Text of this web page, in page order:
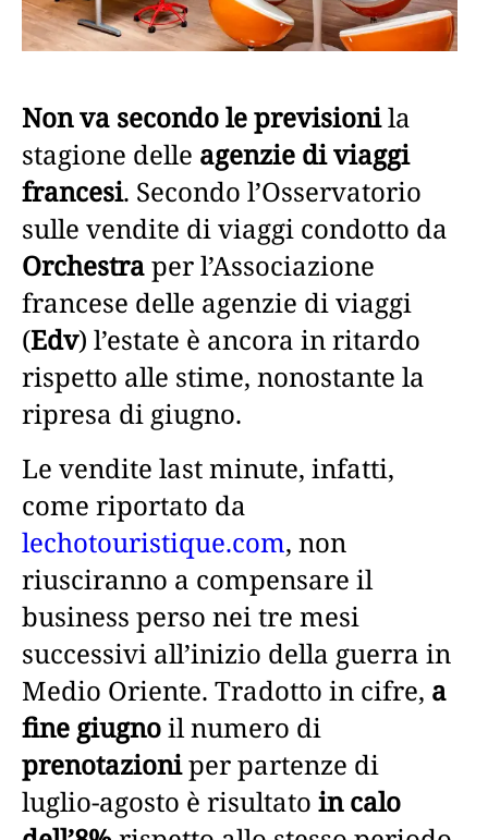
Non va secondo le previsionila
stagione delle agenzie di viaggi
francesi. Secondo l’Osservatorio
sulle vendite di viaggi condotto da
Orchestraper l’Associazione
francese delle agenzie di viaggi
(Edv) l’estate è ancora in ritardo
rispetto alle stime, nonostante la
ripresa di giugno.
Le vendite last minute, infatti,
come riportato da
lechotouristique.com, non
riusciranno a compensare il
business perso nei tre mesi
successivi all’inizio della guerra in
Medio Oriente. Tradotto in cifre, a
fine giugnoil numero di
prenotazioniper partenze di
luglio-agosto è risultato in calo